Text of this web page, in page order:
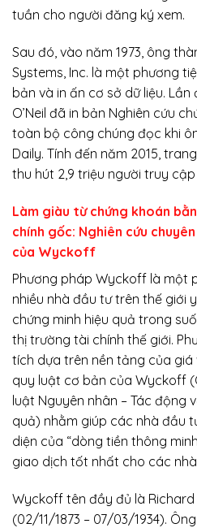
tuần cho người đăng ký xem.
Sau đó, vào năm 1973, ông
Systems, Inc. là một phương
bản và in ấn cơ sở dữ liệu. Lần
O’Neil đã in bản Nghiên cứu
toàn bộ công chúng đọc khi
Daily. Tính đến năm 2015,
thu hút 2,9 triệu người truy
Làm giàu từ chứng khoán
chính gốc: Nghiên cứu
của Wyckoff
Phương pháp Wyckoff là một
nhiều nhà đầu tư trên thế giới
chứng minh hiệu quả trong
thị trường tài chính thế giới.
tích dựa trên nền tảng của giá
quy luật cơ bản của Wyckoff
luật Nguyên nhân – Tác động
quả) nhằm giúp các nhà đầu
diện của “dòng tiền thông
giao dịch tốt nhất cho các
Wyckoff tên đầy đủ là
(02/11/1873 – 07/03/1934).